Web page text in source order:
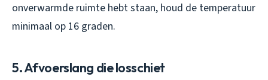
onverwarmde ruimte hebt staan, houd de temperatuur
minimaal op 16 graden.
5. Afvoerslang die losschiet